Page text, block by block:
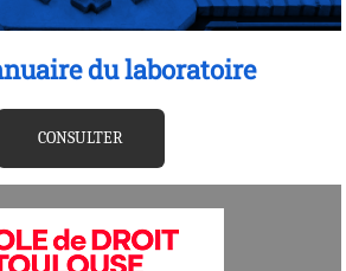
du laboratoire
CONSULTER